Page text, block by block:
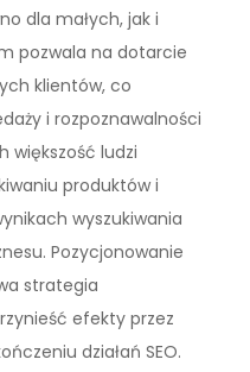
dla małych, jak i
pozwala na dotarcie
klientów, co
i rozpoznawalności
większość ludzi
produktów i
wyszukiwania
Pozycjonowanie
strategia
efekty przez
działań SEO.